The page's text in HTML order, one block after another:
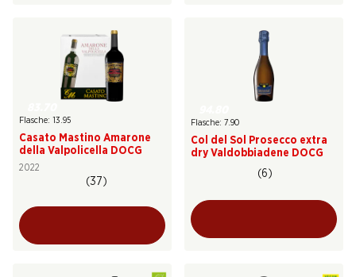
Flasche: 13.95
Casato Mastino Amarone
della Valpolicella DOCG
2022
(37)
Flasche: 7.90
Col del Sol Prosecco extra
dry Valdobbiadene DOCG
(6)